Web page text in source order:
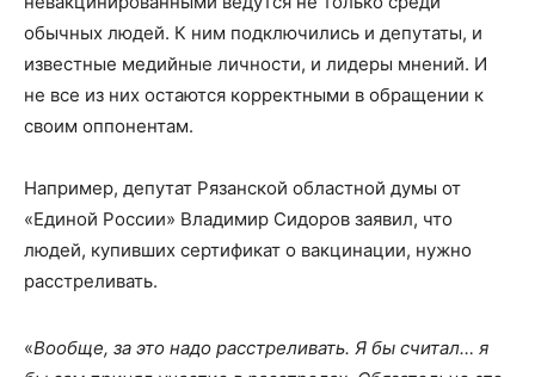
обычных людей. К ним подключились и депутаты, и
известные медийные личности, и лидеры мнений. И
не все из них остаются корректными в обращении к
своим оппонентам.
Например, депутат Рязанской областной думы от
«Единой России» Владимир Сидоров заявил, что
людей, купивших сертификат о вакцинации, нужно
расстреливать.
«Вообще, за это надо расстреливать. Я бы считал… я